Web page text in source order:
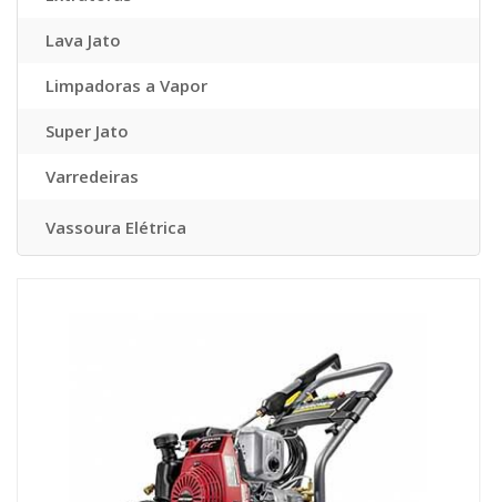
Lava Jato
Limpadoras a Vapor
Super Jato
Varredeiras
Vassoura Elétrica